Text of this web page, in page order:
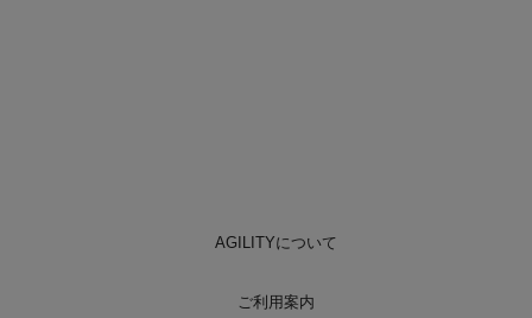
AGILITYについて
ご利用案内